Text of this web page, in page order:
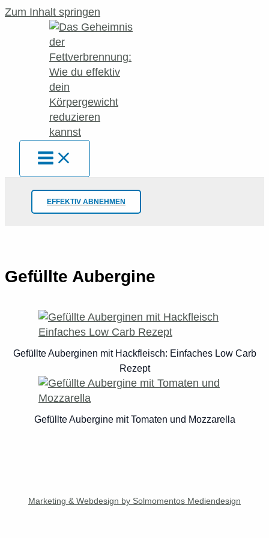
Zum Inhalt springen
EFFEKTIV ABNEHMEN
Gefüllte Aubergine
Gefüllte Auberginen mit Hackfleisch: Einfaches Low Carb
Rezept
Gefüllte Aubergine mit Tomaten und Mozzarella
Marketing & Webdesign by Solmomentos Mediendesign